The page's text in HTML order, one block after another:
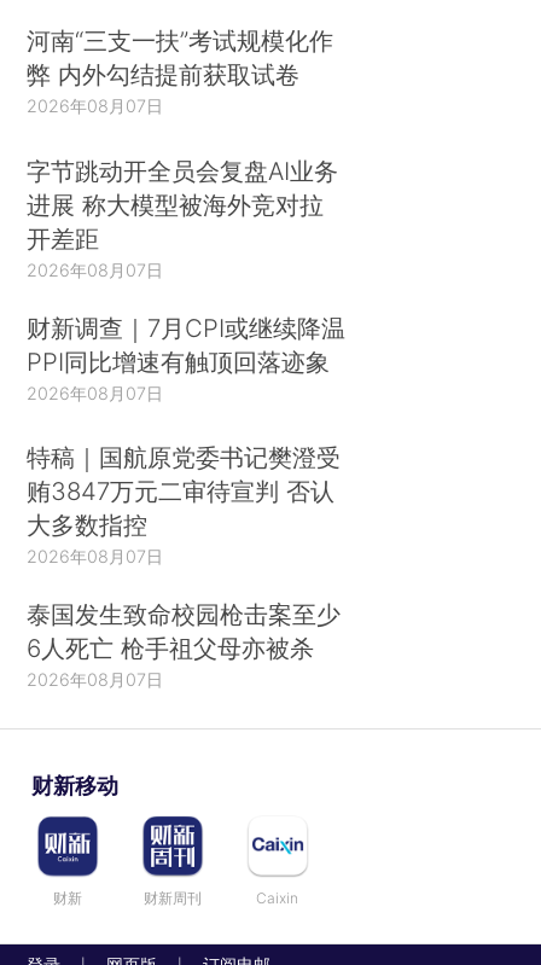
河南“三支一扶”考试规模化作
弊 内外勾结提前获取试卷
2026年08月07日
字节跳动开全员会复盘AI业务
进展 称大模型被海外竞对拉
开差距
2026年08月07日
财新调查｜7月CPI或继续降温
PPI同比增速有触顶回落迹象
2026年08月07日
特稿｜国航原党委书记樊澄受
贿3847万元二审待宣判 否认
大多数指控
2026年08月07日
泰国发生致命校园枪击案至少
6人死亡 枪手祖父母亦被杀
2026年08月07日
财新移动
财新 财新周刊 Caixin